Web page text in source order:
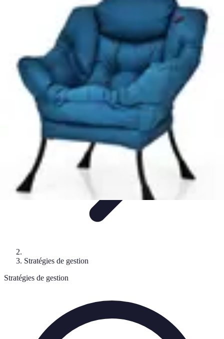
Techniques de gestion du stress
Techniques et
Gestion du Stress
Stress Maîtrise
Stratégies de gestion
Stratégies de gestion